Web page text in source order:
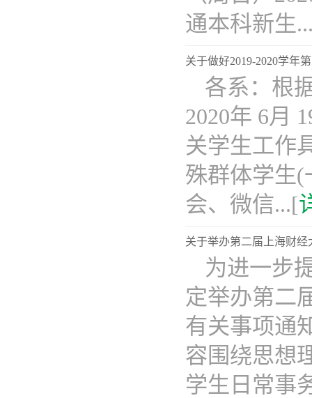
通本科新生
关于做好2019-2020学年
各系：根
2020年 6月
关学生工作
殊群体学生
会、微信...[
关于举办第二届上海财
为进一步
定举办第二
有关事项通
容围绕思想
学生日常事